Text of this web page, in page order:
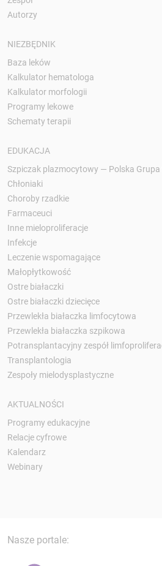
Autorzy
NIEZBĘDNIK
Baza leków
Kalkulator hematologa
Kalkulator morfologii
Programy lekowe
Schematy terapii
EDUKACJA
Szpiczak plazmocytowy — Polska Grupa
Chłoniaki
Choroby rzadkie
Farmaceuci
Inne mieloproliferacje
Infekcje
Leczenie wspomagające
Małopłytkowość
Ostre białaczki
Ostre białaczki dziecięce
Przewlekła białaczka limfocytowa
Przewlekła białaczka szpikowa
Potransplantacyjny zespół
Transplantologia
Zespoły mielodysplastyczne
AKTUALNOŚCI
Programy edukacyjne
Relacje cyfrowe
Kalendarz
Webinary
Nasze portale: